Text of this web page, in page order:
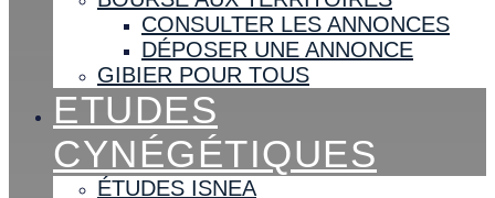
CONSULTER LES ANNONCES
DÉPOSER UNE ANNONCE
GIBIER POUR TOUS
ETUDES
CYNÉGÉTIQUES
ÉTUDES ISNEA